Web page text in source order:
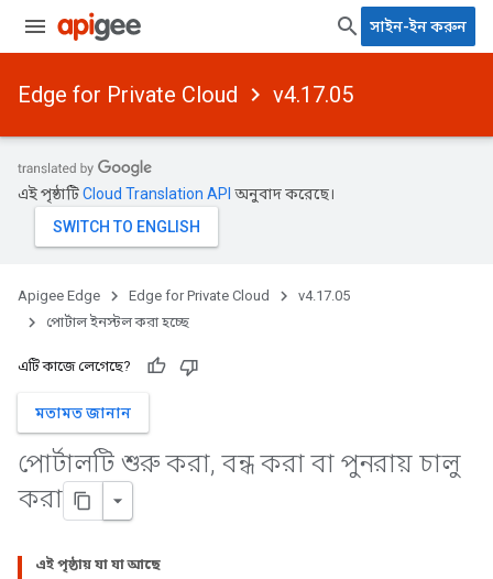
সাইন-ইন করুন
Edge for Private Cloud v4.17.05
এই পৃষ্ঠাটিCloud Translation API অনুবাদ করেছে।
Apigee Edge Edge for Private Cloud
v4.17.05
পোর্টাল ইনস্টল করা হচ্ছে
এটি কাজে লেগেছে?
মতামত জানান
পোর্টালটি শুরু করা, বন্ধ করা বা পুনরায় চালু
করা
এই পৃষ্ঠায় যা যা আছে